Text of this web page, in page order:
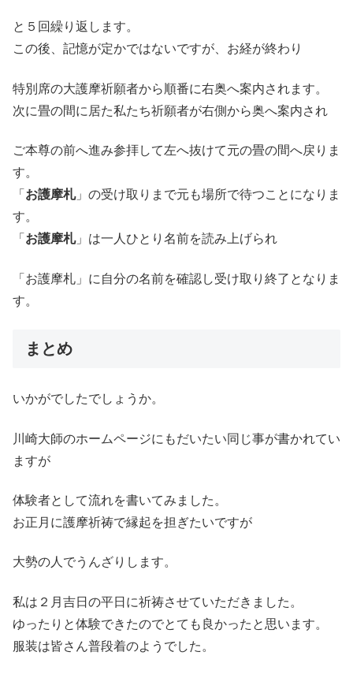
と５回繰り返します。
この後、記憶が定かではないですが、お経が終わり
特別席の大護摩祈願者から順番に右奥へ案内されます。
次に畳の間に居た私たち祈願者が右側から奥へ案内され
ご本尊の前へ進み参拝して左へ抜けて元の畳の間へ戻りま
す。
「 お護摩札」の受け取りまで元も場所で待つことになりま
す。
「 お護摩札」は一人ひとり名前を読み上げられ
「お護摩札」に自分の名前を確認し受け取り終了となりま
す。
まとめ
いかがでしたでしょうか。
川崎大師のホームページにもだいたい同じ事が書かれてい
ますが
体験者として流れを書いてみました。
お正月に護摩祈祷で縁起を担ぎたいですが
大勢の人でうんざりします。
私は２月吉日の平日に祈祷させていただきました。
ゆったりと体験できたのでとても良かったと思います。
服装は皆さん普段着のようでした。